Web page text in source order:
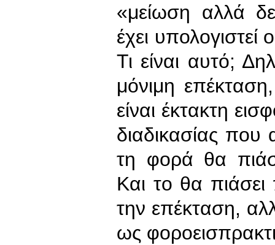
«μείωση αλλά
έχει
Τι είναι αυτό;
μόνιμη
είναι έκτακτη
διαδικασίας
τη φορά θα
Και το θα
την επέκταση,
ως